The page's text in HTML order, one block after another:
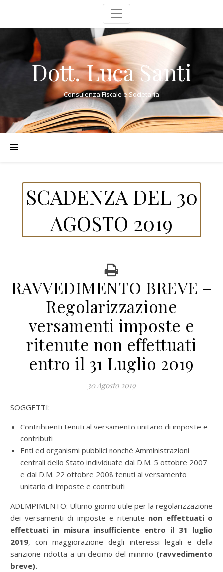
Dott. Luca Santi
Consulenza Fiscale e Societaria
SCADENZA DEL 30
AGOSTO 2019
RAVVEDIMENTO BREVE –
Regolarizzazione
versamenti imposte e
ritenute non effettuati
entro il 31 Luglio 2019
30 Agosto 2019
SOGGETTI:
Contribuenti tenuti al versamento unitario di imposte e
contributi
Enti ed organismi pubblici nonché Amministrazioni
centrali dello Stato individuate dal D.M. 5 ottobre 2007
e dal D.M. 22 ottobre 2008 tenuti al versamento
unitario di imposte e contributi
ADEMPIMENTO: Ultimo giorno utile per la regolarizzazione
dei versamenti di imposte e ritenute non effettuati o
effettuati in misura insufficiente entro il 31 luglio
2019, con maggiorazione degli interessi legali e della
sanzione ridotta a un decimo del minimo (ravvedimento
breve).